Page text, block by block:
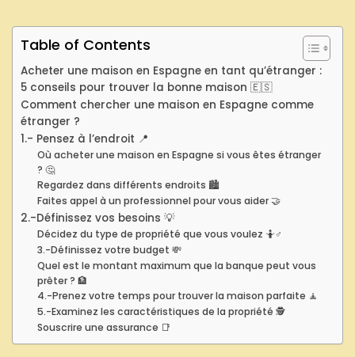
Table of Contents
Acheter une maison en Espagne en tant qu’étranger :
5 conseils pour trouver la bonne maison 🇪🇸
Comment chercher une maison en Espagne comme
étranger ?
1.- Pensez à l’endroit 📍
Où acheter une maison en Espagne si vous êtes étranger
? 🤔
Regardez dans différents endroits 🏙
Faites appel à un professionnel pour vous aider 🤝
2.-Définissez vos besoins 💡
Décidez du type de propriété que vous voulez 🤷♂️
3.-Définissez votre budget 💸
Quel est le montant maximum que la banque peut vous
prêter ? 🏦
4.-Prenez votre temps pour trouver la maison parfaite 🧘
5.-Examinez les caractéristiques de la propriété 🕵️
Souscrire une assurance 📑